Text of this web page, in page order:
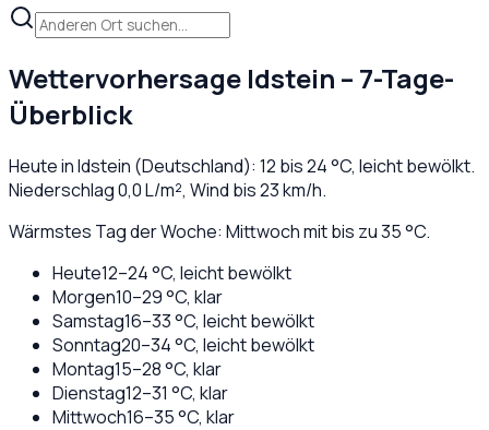
Wettervorhersage Idstein – 7-Tage-
Überblick
Heute inIdstein (Deutschland): 12 bis24°C, leicht bewölkt.
Niederschlag0,0L/m², Wind bis23km/h.
Wärmstes Tag der Woche: Mittwoch mit bis zu 35 °C.
Heute12–24°C, leicht bewölkt
Morgen10–29°C, klar
Samstag16–33°C, leicht bewölkt
Sonntag20–34°C, leicht bewölkt
Montag15–28°C, klar
Dienstag12–31 °C, klar
Mittwoch16–35°C, klar